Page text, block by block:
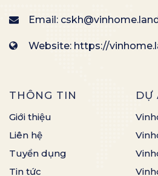
Email:
Website: https://
THÔNG TIN
Giới thiệu
Liên hệ
Tuyển dụng
Tin tức
DỰ